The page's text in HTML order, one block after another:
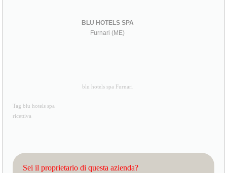
BLU HOTELS SPA
Furnari (ME)
blu hotels spa Furnari
Tag blu hotels spa
ricettiva
Sei il proprietario di questa azienda?